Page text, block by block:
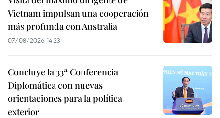
Vietnam impulsan una cooperación
más profunda con Australia
07/08/2026 14:23
Concluye la 33ª Conferencia
Diplomática con nuevas
orientaciones para la política
exterior